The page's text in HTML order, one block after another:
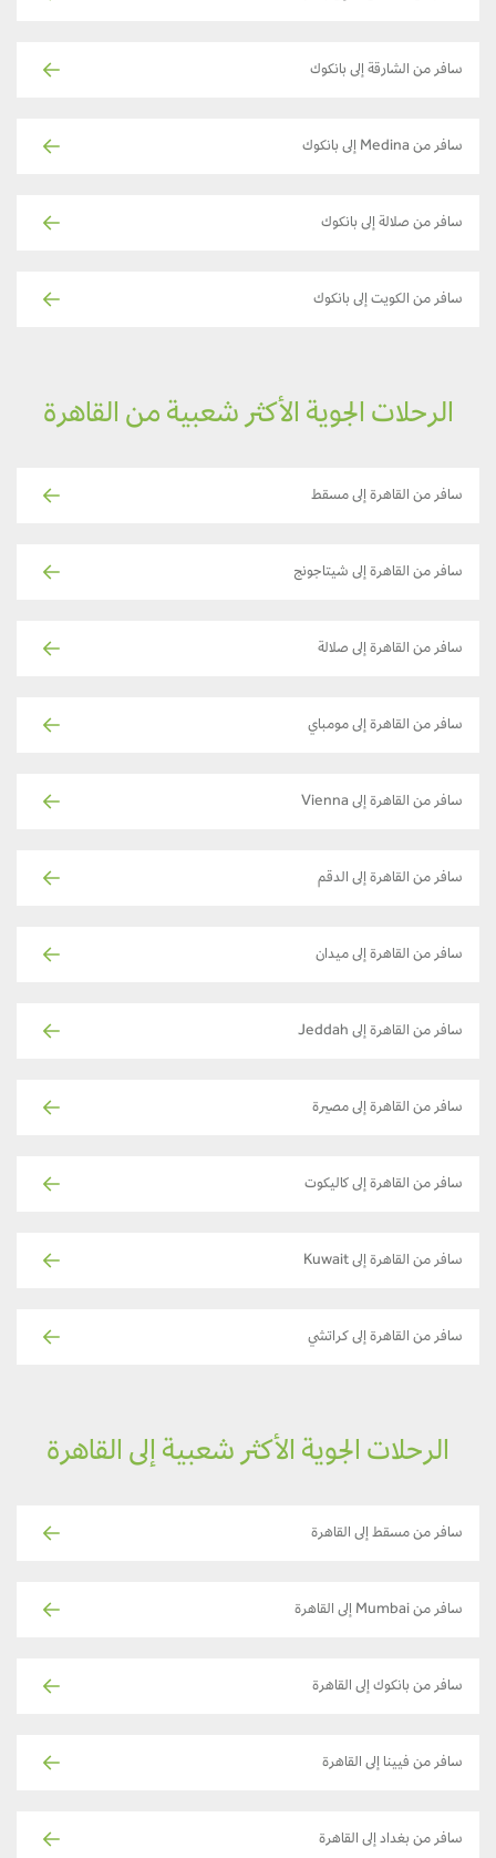
سافر من الشارقة إلى بانكوك
سافر من Medina إلى بانكوك
سافر من صلالة إلى بانكوك
سافر من الكويت إلى بانكوك
الرحلات الجوية الأكثر شعبية من القاهرة
سافر من القاهرة إلى مسقط
سافر من القاهرة إلى شيتاجونج
سافر من القاهرة إلى صلالة
سافر من القاهرة إلى مومباي
سافر من القاهرة إلى Vienna
سافر من القاهرة إلى الدقم
سافر من القاهرة إلى ميدان
سافر من القاهرة إلى Jeddah
سافر من القاهرة إلى مصيرة
سافر من القاهرة إلى كاليكوت
سافر من القاهرة إلى Kuwait
سافر من القاهرة إلى كراتشي
الرحلات الجوية الأكثر شعبية إلى القاهرة
سافر من مسقط إلى القاهرة
سافر من Mumbai إلى القاهرة
سافر من بانكوك إلى القاهرة
سافر من فيينا إلى القاهرة
سافر من بغداد إلى القاهرة